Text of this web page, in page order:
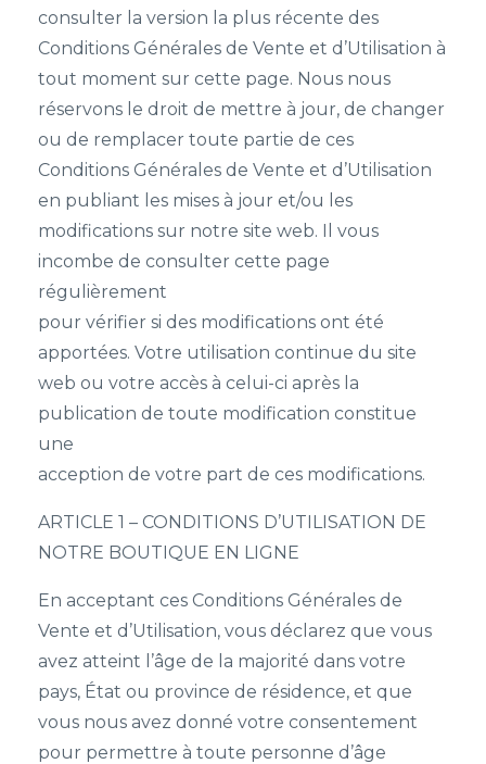
consulter la version la plus récente des
Conditions Générales de Vente et d’Utilisation à
tout moment sur cette page. Nous nous
réservons le droit de mettre à jour, de changer
ou de remplacer toute partie de ces
Conditions Générales de Vente et d’Utilisation
en publiant les mises à jour et/ou les
modifications sur notre site web. Il vous
incombe de consulter cette page
régulièrement
pour vérifier si des modifications ont été
apportées. Votre utilisation continue du site
web ou votre accès à celui-ci après la
publication de toute modification constitue
une
acception de votre part de ces modifications.
ARTICLE 1 – CONDITIONS D’UTILISATION DE
NOTRE BOUTIQUE EN LIGNE
En acceptant ces Conditions Générales de
Vente et d’Utilisation, vous déclarez que vous
avez atteint l’âge de la majorité dans votre
pays, État ou province de résidence, et que
vous nous avez donné votre consentement
pour permettre à toute personne d’âge